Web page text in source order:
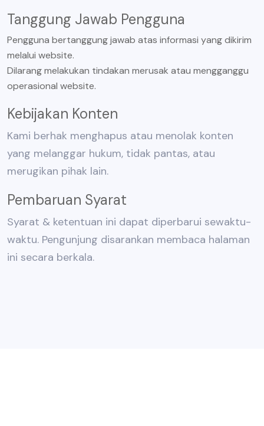
Tanggung Jawab Pengguna
Pengguna bertanggung jawab atas informasi yang dikirim
melalui website.
Dilarang melakukan tindakan merusak atau mengganggu
operasional website.
Kebijakan Konten
Kami berhak menghapus atau menolak konten
yang melanggar hukum, tidak pantas, atau
merugikan pihak lain.
Pembaruan Syarat
Syarat & ketentuan ini dapat diperbarui sewaktu-
waktu. Pengunjung disarankan membaca halaman
ini secara berkala.